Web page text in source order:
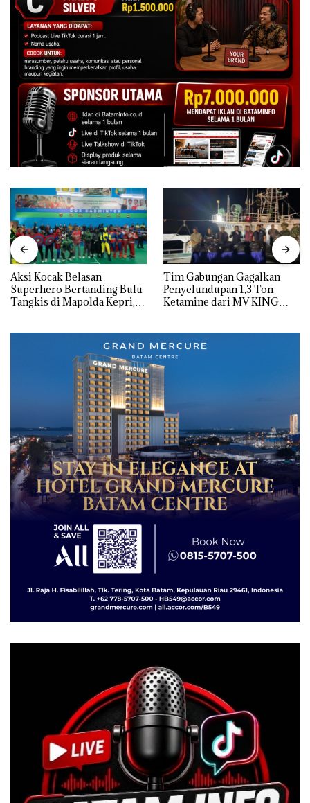
Aksi Kocak Belasan
Superhero Bertanding Bulu
Tangkis di Mapolda Kepri,
Tim Gabungan Gagalkan
Penyelundupan 1,3 Ton
Ketamine dari MV KING